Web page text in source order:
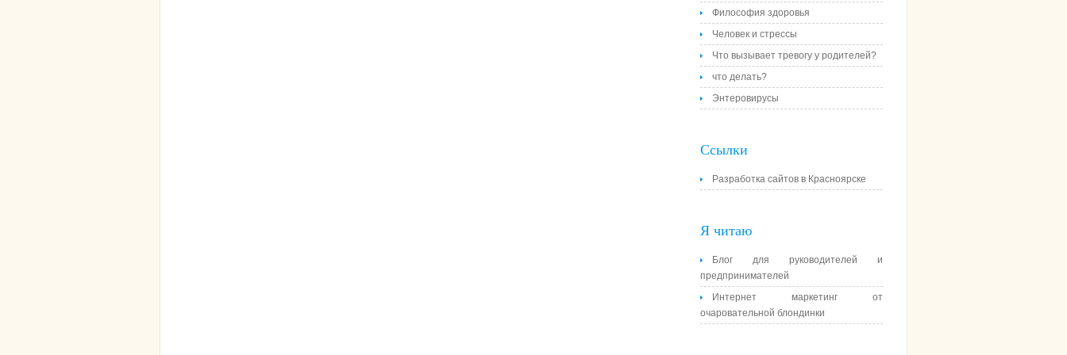
Философия здоровья
Человек и стрессы
Что вызывает тревогу у родителей?
что делать?
Энтеровирусы
Ссылки
Разработка сайтов в Красноярске
Я читаю
Блог для руководителей и
предпринимателей
Интернет маркетинг от
очаровательной блондинки